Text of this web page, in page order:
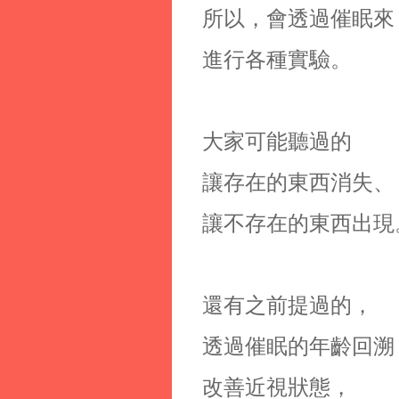
所以，會透過催眠來
進行各種實驗。
大家可能聽過的
讓存在的東西消失、
讓不存在的東西出現
還有之前提過的，
透過催眠的年齡回溯
改善近視狀態，